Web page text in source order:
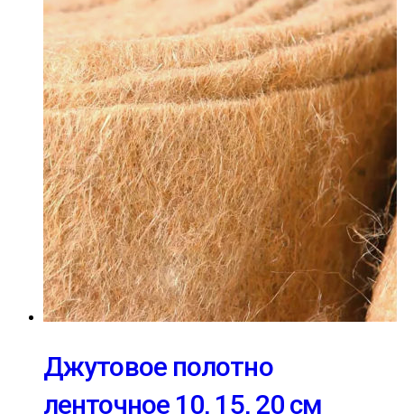
Джутовое полотно
ленточное 10, 15, 20 см